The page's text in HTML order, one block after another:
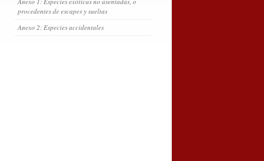
procedentes de escapes y sueltas
Anexo 2: Especies accidentales